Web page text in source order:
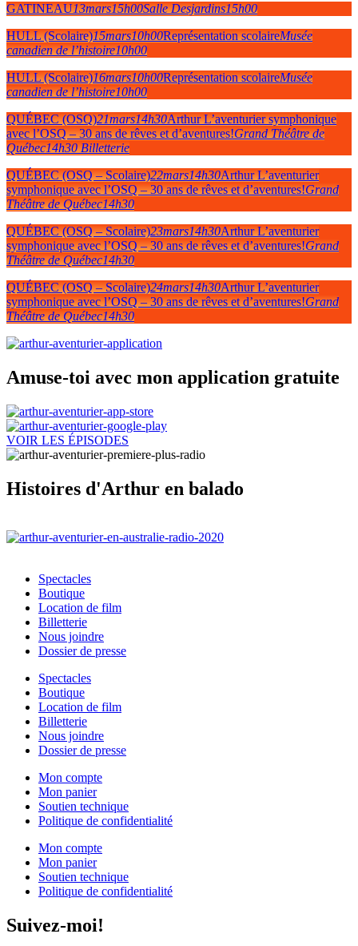
GATINEAU13mars15h00Salle Desjardins15h00
HULL (Scolaire)15mars10h00Représentation scolaireMusée
canadien de l’histoire10h00
HULL (Scolaire)16mars10h00Représentation scolaireMusée
canadien de l’histoire10h00
QUÉBEC (OSQ)21mars14h30Arthur L’aventurier symphonique
avec l’OSQ – 30 ans de rêves et d’aventures!Grand Théâtre de
Québec14h30 Billetterie
QUÉBEC (OSQ – Scolaire)22mars14h30Arthur L’aventurier
symphonique avec l’OSQ – 30 ans de rêves et d’aventures!Grand
Théâtre de Québec14h30
QUÉBEC (OSQ – Scolaire)23mars14h30Arthur L’aventurier
symphonique avec l’OSQ – 30 ans de rêves et d’aventures!Grand
Théâtre de Québec14h30
QUÉBEC (OSQ – Scolaire)24mars14h30Arthur L’aventurier
symphonique avec l’OSQ – 30 ans de rêves et d’aventures!Grand
Théâtre de Québec14h30
Amuse-toi avec mon application gratuite
VOIR LES ÉPISODES
Histoires d'Arthur en balado
Spectacles
Boutique
Location de film
Billetterie
Nous joindre
Dossier de presse
Spectacles
Boutique
Location de film
Billetterie
Nous joindre
Dossier de presse
Mon compte
Mon panier
Soutien technique
Politique de confidentialité
Mon compte
Mon panier
Soutien technique
Politique de confidentialité
Suivez-moi!